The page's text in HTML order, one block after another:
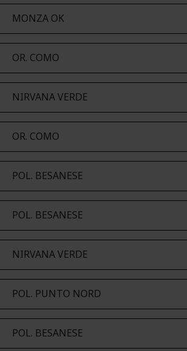
MONZA OK
OR. COMO
NIRVANA VERDE
OR. COMO
POL. BESANESE
POL. BESANESE
NIRVANA VERDE
POL. PUNTO NORD
POL. BESANESE